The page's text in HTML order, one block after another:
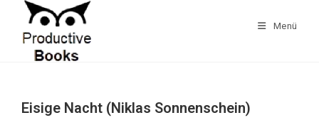
springen
Menü
Eisige Nacht (Niklas Sonnenschein)